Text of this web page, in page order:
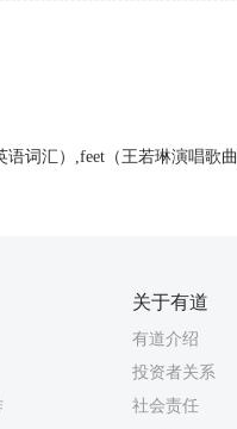
词汇）,feet（王若琳演唱歌曲
关于有道
有道介绍
投资者关系
社会责任